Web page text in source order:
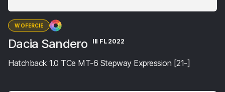
W OFERCIE
Dacia Sandero III FL 2022
Hatchback 1.0 TCe MT-6 Stepway Expression [21-]